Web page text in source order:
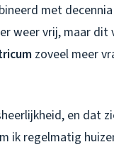
met
weer vrij, maar
zoveel meer
en dat
ik regelmatig